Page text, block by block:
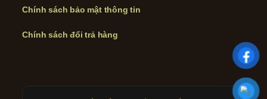
Chính sách bảo mật thông tin
Chính sách đổi trả hàng